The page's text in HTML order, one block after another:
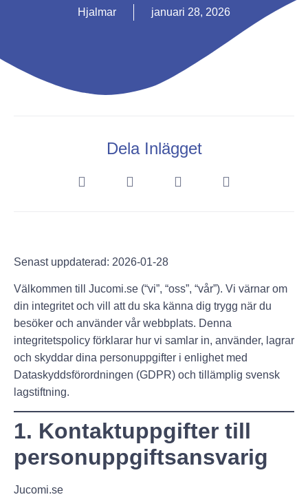
Hjalmar januari 28, 2026
Dela Inlägget
Senast uppdaterad: 2026-01-28
Välkommen till Jucomi.se (“vi”, “oss”, “vår”). Vi värnar om
din integritet och vill att du ska känna dig trygg när du
besöker och använder vår webbplats. Denna
integritetspolicy förklarar hur vi samlar in, använder, lagrar
och skyddar dina personuppgifter i enlighet med
Dataskyddsförordningen (GDPR) och tillämplig svensk
lagstiftning.
1. Kontaktuppgifter till
personuppgiftsansvarig
Jucomi.se